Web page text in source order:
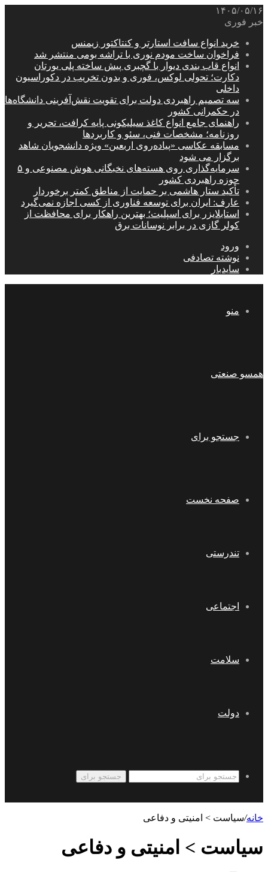
۱۴۰۵/۰۵/۱۶
خبر فوری
خرید انواع سافت استارتر و کنتاکتور زیمنس
فراخوان ساخت مودم نوری با تراشه بومی منتشر شد
انواع قاب بندی دیوار با گچبری پیش ساخته پلی یورتان
دکارت؛ تحولی لوکس، فوری و بدون تخریب در دکوراسیون
داخلی
سه تصمیم راهبردی دولت برای تقویت نقش‌آفرینی دانشگاه‌ها
در حکمرانی کشور
راهنمای جامع انواع کاغذ سیلیکونی پایه کرافت، تحریر و
روزنامه؛ مشخصات فنی، سئو و کاربردها
مسابقه عکاسی «پیاده‌روی اربعین» ویژه دانشجویان شاهد
برگزار می شود
سرمایه‌گذاری روی هسته‌های نخبگانی هوش مصنوعی و ۵
حوزه راهبردی کشور
تأکید ستار هاشمی بر حمایت از مناطق کمتر برخوردار
عارف: ایران برای توسعه فناوری از کسی اجازه نمی‌گیرد
استابلایزر برای اسپلیت؛ بهترین راهکار برای محافظت از
کولر گازی در برابر نوسانات برق
ورود
نوشته تصادفی
سایدبار
منو
همسو صنعتی
جستجو برای
صفحه نخست
تندرستی
اجتماعی
سلامت
دولت
جستجو برای
خانه/سیاست > امنیتی و دفاعی
سیاست > امنیتی و دفاعی